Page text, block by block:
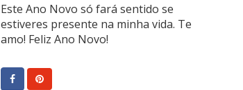
Este Ano Novo só fará sentido se
estiveres presente na minha vida. Te
amo! Feliz Ano Novo!